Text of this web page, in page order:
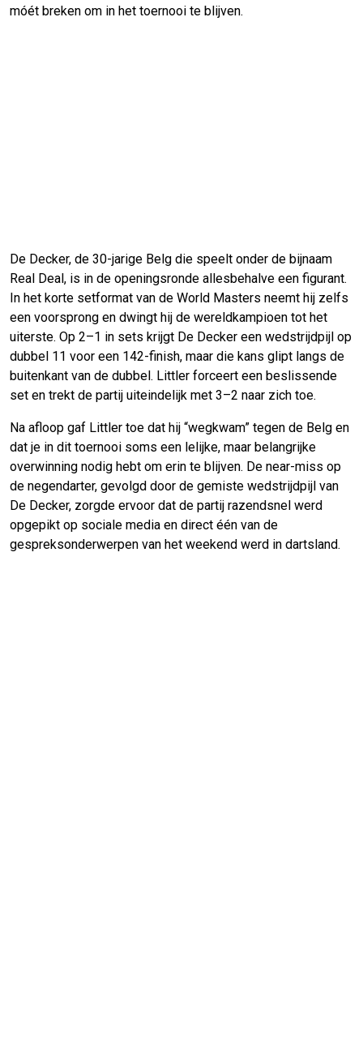
móét breken om in het toernooi te blijven.
De Decker, de 30-jarige Belg die speelt onder de bijnaam
Real Deal, is in de openingsronde allesbehalve een figurant.
In het korte setformat van de World Masters neemt hij zelfs
een voorsprong en dwingt hij de wereldkampioen tot het
uiterste. Op 2–1 in sets krijgt De Decker een wedstrijdpijl op
dubbel 11 voor een 142-finish, maar die kans glipt langs de
buitenkant van de dubbel. Littler forceert een beslissende
set en trekt de partij uiteindelijk met 3–2 naar zich toe.
Na afloop gaf Littler toe dat hij “wegkwam” tegen de Belg en
dat je in dit toernooi soms een lelijke, maar belangrijke
overwinning nodig hebt om erin te blijven. De near-miss op
de negendarter, gevolgd door de gemiste wedstrijdpijl van
De Decker, zorgde ervoor dat de partij razendsnel werd
opgepikt op sociale media en direct één van de
gespreksonderwerpen van het weekend werd in dartsland.